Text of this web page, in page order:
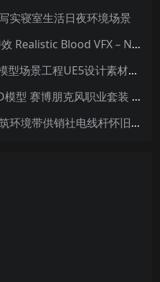
实寝室生活日夜环境场景
UE5 逼真的血液视觉特效 Realistic Blood VFX – Niagara Blood Effects
UE5小米SU7max汽车模型场景工程UE5设计素材写实风格汽车工程
UE5 虚拟主播美少女3D模型 赛博朋克风职业套装 游戏角色素材
UE5年代感乡村老街建筑环境带供销社电线杆怀旧大场景5.0+